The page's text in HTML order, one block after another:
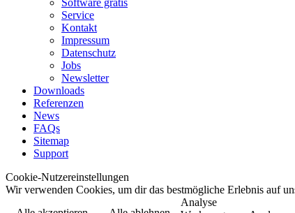
Software gratis
Service
Kontakt
Impressum
Datenschutz
Jobs
Newsletter
Downloads
Referenzen
News
FAQs
Sitemap
Support
Cookie-Nutzereinstellungen
Wir verwenden Cookies, um dir das bestmögliche Erlebnis auf
Analyse